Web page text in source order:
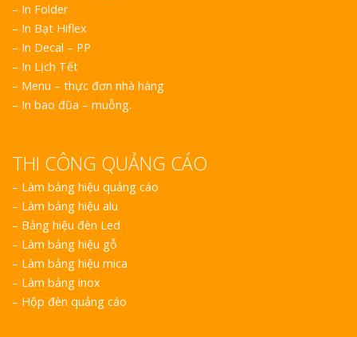
– In Folder
– In Bạt Hiflex
– In Decal – PP
– In Lịch Tết
– Menu – thực đơn nhà hàng
– In bao đũa – muỗng.
THI CÔNG QUẢNG CÁO
– Làm bảng hiệu quảng cáo
– Làm bảng hiệu alu
– Bảng hiệu đèn Led
– Làm bảng hiệu gỗ
– Làm bảng hiệu mica
– Làm bảng inox
– Hộp đèn quảng cáo